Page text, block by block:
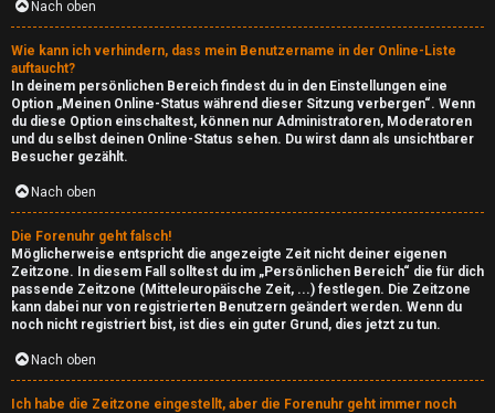
t
e
t
e
T
h
e
m
e
n
Nach oben
Wie kann ich verhindern, dass mein Benutzername in der Online-Liste
auftaucht?
In deinem persönlichen Bereich findest du in den Einstellungen eine
Option „Meinen Online-Status während dieser Sitzung verbergen“. Wenn
du diese Option einschaltest, können nur Administratoren, Moderatoren
und du selbst deinen Online-Status sehen. Du wirst dann als unsichtbarer
Besucher gezählt.
Nach oben
Die Forenuhr geht falsch!
Möglicherweise entspricht die angezeigte Zeit nicht deiner eigenen
Zeitzone. In diesem Fall solltest du im „Persönlichen Bereich“ die für dich
passende Zeitzone (Mitteleuropäische Zeit, ...) festlegen. Die Zeitzone
kann dabei nur von registrierten Benutzern geändert werden. Wenn du
noch nicht registriert bist, ist dies ein guter Grund, dies jetzt zu tun.
Nach oben
Ich habe die Zeitzone eingestellt, aber die Forenuhr geht immer noch
y
A
l
l
g
e
m
e
i
n